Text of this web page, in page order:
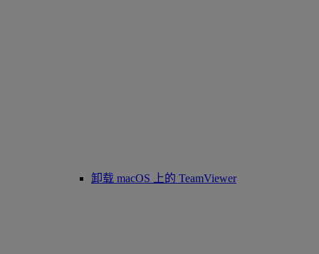
卸载 macOS 上的 TeamViewer